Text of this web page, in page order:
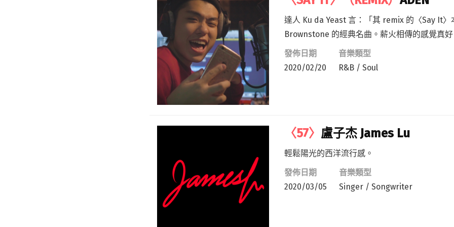
達人 Ku da Yeast 言：「其 remix 的〈Say It〉
Brownstone 的經典名曲。薪火相傳的感覺真好
發佈日期
2020/02/20
音樂類型
R&B / Soul
〈57〉 盧子杰 James Lu
輕鬆陽光的西洋流行感。
發佈日期
2020/03/05
音樂類型
Singer / Songwriter